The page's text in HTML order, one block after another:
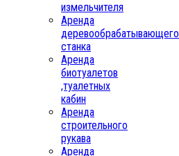
измельчителя
Аренда
деревообрабатывающего
станка
Аренда
биотуалетов
,туалетных
кабин
Аренда
строительного
рукава
Аренда